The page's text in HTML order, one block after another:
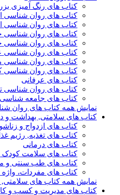
کتاب های رنگ آمیزی
کتاب های روان شناسی
کتاب های روان شناسی
کتاب های روان شناسی
کتاب های روان شناسی
کتاب های روان شناسی
کتاب های روان شناسی
کتاب های روان شناسی
کتاب های عرفانی
کتاب های روان
کتاب های جامعه شناسی
نمایش همه کتاب های روان
کتاب های سلامتی, بهداشت و
کتاب های ازدواج و
کتاب های تغذیه, رژیم
کتاب های درمانی
کتاب های سلامت کودک
کتاب های طب سنتی و
کتاب های مفردات، واژه
نمایش همه کتاب های
کتاب های مدیریت و کسب و